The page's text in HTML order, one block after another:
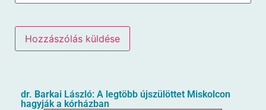
dr. Barkai László: A legtöbb újszülöttet Miskolcon
hagyják a kórházban